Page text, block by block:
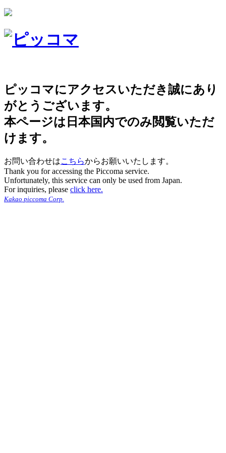
ピッコマにアクセスいただき誠にあり
がとうございます。
本ページは日本国内でのみ閲覧いただ
けます。
お問い合わせはこちらからお願いいたします。
Thank you for accessing the Piccoma service.
Unfortunately, this service can only be used from Japan.
For inquiries, please click here.
Kakao piccoma Corp.